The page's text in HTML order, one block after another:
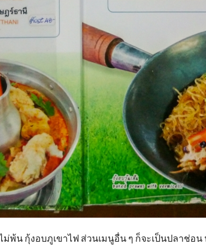
พ้น กุ้งอบภูเขาไฟ ส่วนเมนูอื่น ๆ ก็จะเป็นปลาช่อ